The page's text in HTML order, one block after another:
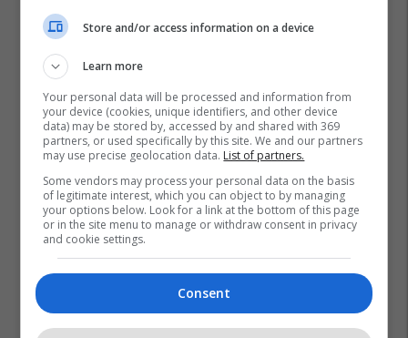
Store and/or access information on a device
Learn more
Your personal data will be processed and information from
your device (cookies, unique identifiers, and other device
data) may be stored by, accessed by and shared with 369
partners, or used specifically by this site. We and our partners
may use precise geolocation data. List of partners.
Some vendors may process your personal data on the basis
of legitimate interest, which you can object to by managing
your options below. Look for a link at the bottom of this page
or in the site menu to manage or withdraw consent in privacy
and cookie settings.
Consent